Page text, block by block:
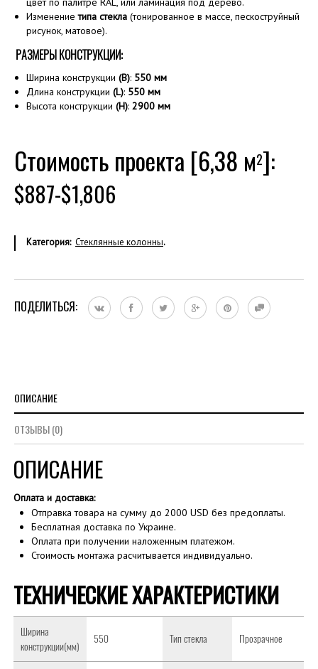
Изменениетипа стекла (тонированное в массе, пескоструйный
рисунок, матовое).
РАЗМЕРЫ КОНСТРУКЦИИ:
Ширина конструкции (B): 550 мм
Длина конструкции (L): 550 мм
Высота конструкции (H): 2900 мм
Стоимость проекта [6,38 м2]:
$887-$1,806
Категория: Стеклянные колонны.
ПОДЕЛИТЬСЯ:
ОПИСАНИЕ
ОТЗЫВЫ (0)
ОПИСАНИЕ
Оплата и доставка:
Отправка товара на сумму до 2000 USD без предоплаты.
Бесплатная доставка по Украине.
Оплата при получении наложенным платежом.
Стоимость монтажа расчитывается индивидуально.
ТЕХНИЧЕСКИЕ ХАРАКТЕРИСТИКИ
Ширина
конструкции(мм)
550 Тип стекла Прозрачное